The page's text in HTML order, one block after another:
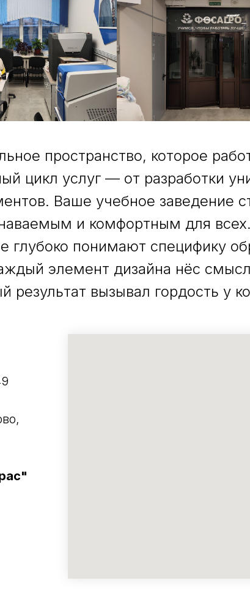
пространство, которое
цикл услуг — от разработки
Ваше учебное заведение
и комфортным для всех.
понимают специфику
элемент дизайна нёс
результат вызывал гордость у